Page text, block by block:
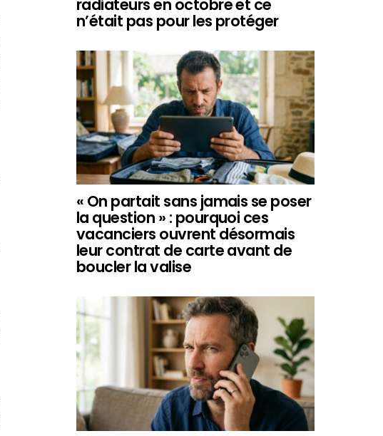
radiateurs en octobre et ce
n’était pas pour les protéger
« On partait sans jamais se poser
la question » : pourquoi ces
vacanciers ouvrent désormais
leur contrat de carte avant de
boucler la valise